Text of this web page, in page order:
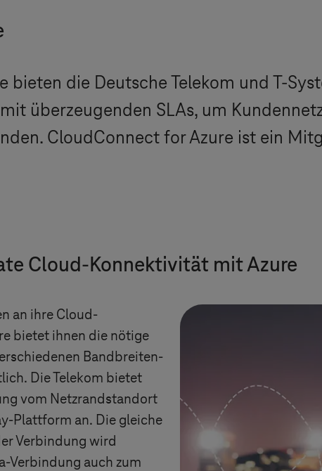
bieten die Deutsche Telekom und T-
überzeugenden SLAs, um
CloudConnect for Azure ist ein
Cloud-Konnektivität mit Azure
an ihre Cloud-
bietet ihnen die nötige
Bandbreiten-
Die Telekom bietet
vom Netzrandstandort
Plattform an. Die gleiche
Verbindung wird
Verbindung auch zum